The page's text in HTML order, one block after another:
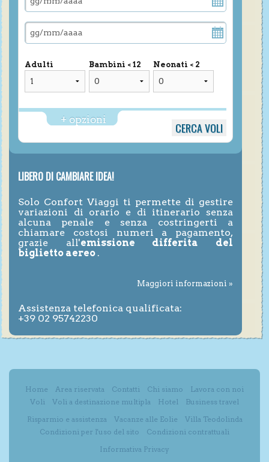
Adulti Bambini < 12 Neonati < 2
+ opzioni
LIBERO DI CAMBIARE IDEA!
Solo Confort Viaggi ti permette di gestire
variazioni di orario e di itinerario senza
alcuna penale e senza costringerti a
chiamare costosi numeri a pagamento,
grazie all'emissione differita del
biglietto aereo .
Maggiori informazioni »
Assistenza telefonica qualificata:
+39 02 95742230
Home Area riservata Contatti Chi siamo
Lavora con noi
Voli
Voli a destinazione multipla Hotel
Business travel
Risparmio e assistenza
Vacanze alle Eolie
Villa Teodolinda
Condizioni per l'uso del sito
Condizioni contrattuali
Informativa Privacy